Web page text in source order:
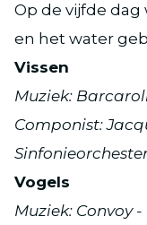
Op de vijfde
en het water
Vissen
Muziek:
Componist:
Vogels
Muziek: Convoy